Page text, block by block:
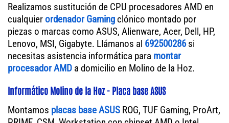
Realizamos sustitución de CPU procesadores AMD en
cualquierordenador Gaming clónico montado por
piezas o marcas como ASUS, Alienware, Acer, Dell, HP,
Lenovo, MSI, Gigabyte. Llámanos al 692500286si
necesitas asistencia informática para montar
procesador AMD a domicilio en Molino de la Hoz.
Informático Molino de la Hoz - Placa base ASUS
Montamos placas base ASUS ROG, TUF Gaming, ProArt,